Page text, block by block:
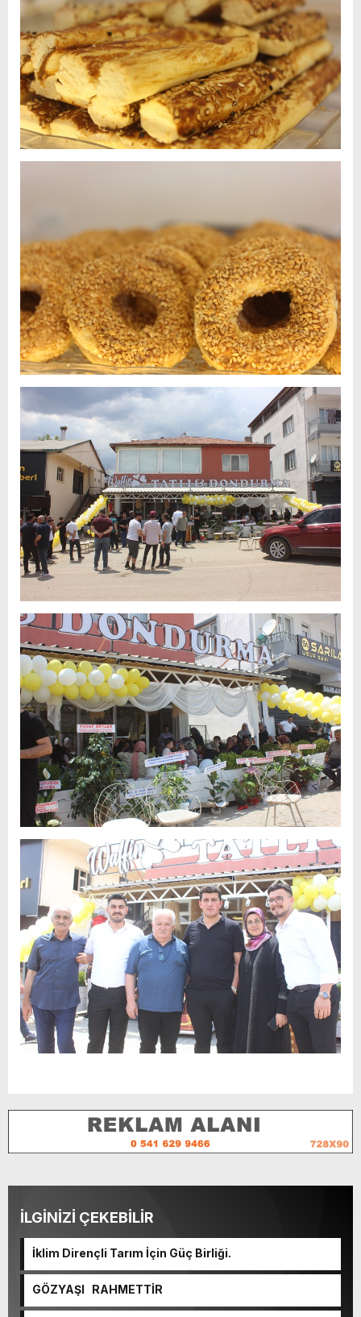
İLGİNİZİ ÇEKEBİLİR
İklim Dirençli Tarım İçin Güç Birliği.
GÖZYAŞI RAHMETTİR